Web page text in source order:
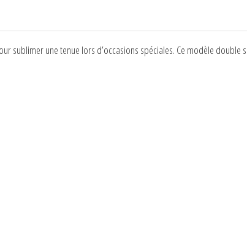
une tenue lors d’occasions spéciales. Ce modèle double